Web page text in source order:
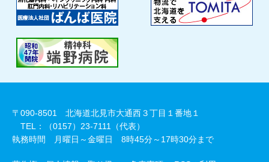
〒090-8501 北海道北見市大通西３丁目１番地１
TEL：（0157）23-7111（代表）
執務時間 月曜日～金曜日 8時45分～17時30分まで